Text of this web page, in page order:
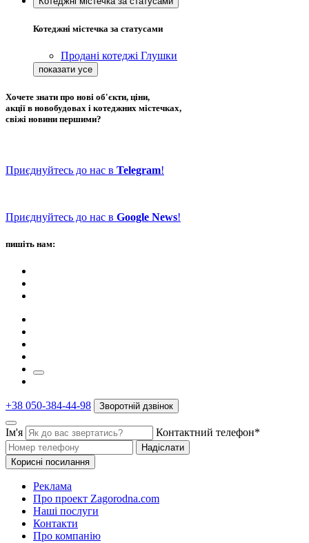
Котеджні містечка за статусами
Продані котеджі Глушки
Хочете знати про нові об'єкти, ціни,
акції в новобудовах і котеджних містечках,
свіжі новини першими?
Приєднуйтесь до нас в Telegram!
Приєднуйтесь до нас в Google News!
пишіть нам:
+38 050-384-44-98 Зворотній дзвінок
Ім'я Контактний телефон*
Надіслати
Корисні посилання
Реклама
Про проект Zagorodna.com
Наші послуги
Контакти
Про компанію